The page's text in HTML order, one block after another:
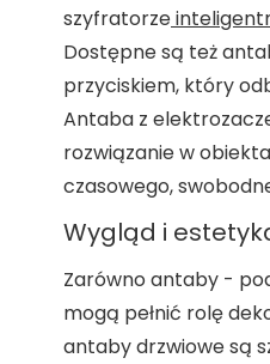
szyfratorze
Dostępne są też
przyciskiem, który
Antaba z
rozwiązanie w
czasowego,
Wygląd i
Zarówno antaby -
mogą pełnić rolę
antaby drzwiowe są